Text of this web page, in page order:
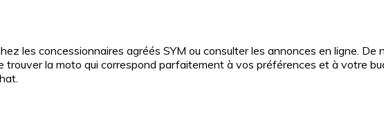
les concessionnaires agréés SYM ou consulter les annonces en ligne. De
trouver la moto qui correspond parfaitement à vos préférences et à votre